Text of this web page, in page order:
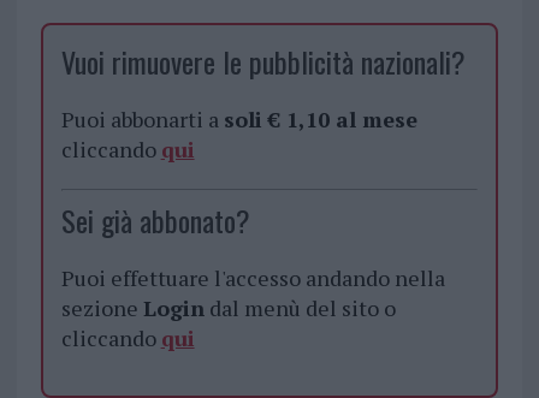
Vuoi rimuovere le pubblicità nazionali?
Puoi abbonarti a soli € 1,10 al mese
cliccando qui
Sei già abbonato?
Puoi effettuare l'accesso andando nella
sezione Logindal menù del sito o
cliccando qui